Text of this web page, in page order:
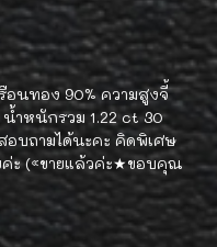
อนทอง 90% ความสูงจี้
น้ำหนักรวม 1.22 ct 30
บถามได้นะคะ คิดพิเศษ
ะ («ขายแล้วค่ะ★ขอบคุณ